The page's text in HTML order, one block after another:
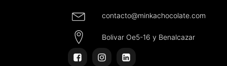
contacto@minkachocolate.com
Bolivar Oe5-16 y Benalcazar